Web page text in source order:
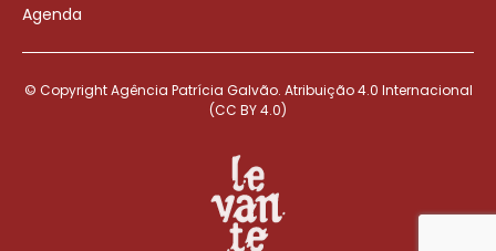
Agenda
© Copyright Agência Patrícia Galvão. Atribuição 4.0 Internacional
(CC BY 4.0)